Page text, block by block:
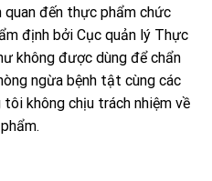
đến thực phẩm chức
định bởi Cục quản lý Thực
không được dùng để chẩn
ngừa bệnh tật cùng các
không chịu trách nhiệm về